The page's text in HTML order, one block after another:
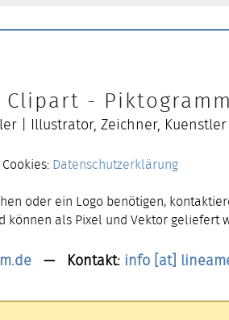
- Piktogramm
| Illustrator, Zeichner, Kuenstler
Datenschutzerklärung
oder ein Logo benötigen,
als Pixel und Vektor geliefert
— Kontakt: info [at]